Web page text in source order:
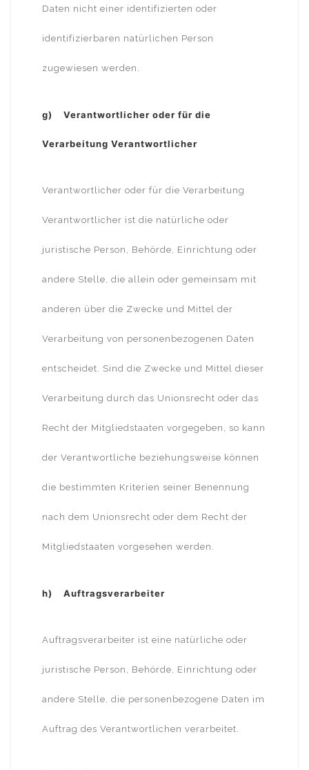
Daten nicht einer identifizierten oder
identifizierbaren natürlichen Person
zugewiesen werden.
g) Verantwortlicher oder für die
Verarbeitung Verantwortlicher
Verantwortlicher oder für die Verarbeitung
Verantwortlicher ist die natürliche oder
juristische Person, Behörde, Einrichtung oder
andere Stelle, die allein oder gemeinsam mit
anderen über die Zwecke und Mittel der
Verarbeitung von personenbezogenen Daten
entscheidet. Sind die Zwecke und Mittel dieser
Verarbeitung durch das Unionsrecht oder das
Recht der Mitgliedstaaten vorgegeben, so kann
der Verantwortliche beziehungsweise können
die bestimmten Kriterien seiner Benennung
nach dem Unionsrecht oder dem Recht der
Mitgliedstaaten vorgesehen werden.
h) Auftragsverarbeiter
Auftragsverarbeiter ist eine natürliche oder
juristische Person, Behörde, Einrichtung oder
andere Stelle, die personenbezogene Daten im
Auftrag des Verantwortlichen verarbeitet.